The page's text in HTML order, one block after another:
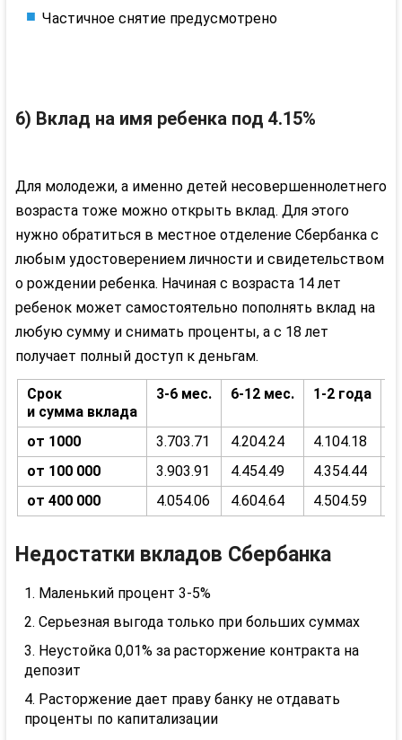
Частичное снятие предусмотрено
6) Вклад на имя ребенка под 4.15%
Для молодежи, а именно детей несовершеннолетнего
возраста тоже можно открыть вклад. Для этого
нужно обратиться в местное отделение Сбербанка с
любым удостоверением личности и свидетельством
о рождении ребенка. Начиная с возраста 14 лет
ребенок может самостоятельно пополнять вклад на
любую сумму и снимать проценты, а с 18 лет
получает полный доступ к деньгам.
Срок
и сумма вклада
3-6 мес. 6-12 мес. 1-2 года
от 1000 3.703.71 4.204.24 4.104.18
от 100 000
3.903.91 4.454.49 4.354.44
от 400 000
4.054.06 4.604.64 4.504.59
Недостатки вкладов Сбербанка
Маленький процент 3-5%
Серьезная выгода только при больших суммах
Неустойка 0,01% за расторжение контракта на
депозит
Расторжение дает праву банку не отдавать
проценты по капитализации